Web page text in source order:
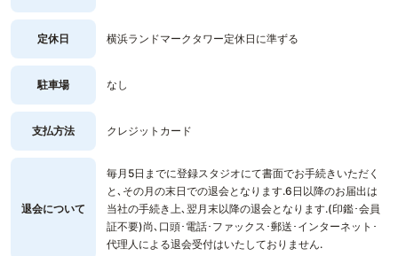
定休日 横浜ランドマークタワー定休日に準ずる
駐車場 なし
支払方法 クレジットカード
退会について
毎月5日までに登録スタジオにて書面でお手続きいただく
と､その月の末日での退会となります.6日以降のお届出は
当社の手続き上､翌月末以降の退会となります.(印鑑･会員
証不要)尚､口頭･電話･ファックス･郵送･インターネット･
代理人による退会受付はいたしておりません.